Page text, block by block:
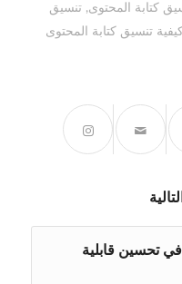
كتابة المحتوى, تنسيق
تنسيق كتابة المحتوى
في تحسين قابلية